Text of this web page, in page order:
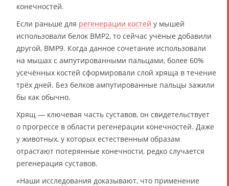
конечностей.
Если раньше для регенерации костей у мышей
использовали белок BMP2, то сейчас учёные добавили
другой, BMP9. Когда данное сочетание использовали
на мышах с ампутированными пальцами, более 60%
усечённых костей сформировали слой хряща в течение
трёх дней. Без белков ампутированные пальцы зажили
бы как обычно.
Хрящ — ключевая часть суставов, он свидетельствует
о прогрессе в области регенерации конечностей. Даже
у животных, у которых естественным образам
отрастают потерянные конечности, редко случается
регенерация суставов.
«Наши исследования доказывают, что применение